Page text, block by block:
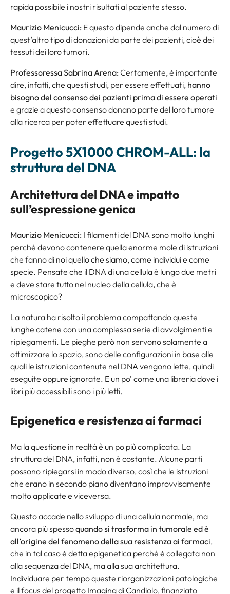
rapida possibile i nostri risultati al paziente stesso.
Maurizio Menicucci: E questo dipende anche dal numero di
quest’altro tipo di donazioni da parte dei pazienti, cioè dei
tessuti dei loro tumori.
Professoressa Sabrina Arena: Certamente, è importante
dire, infatti, che questi studi, per essere effettuati, hanno
bisogno del consenso dei pazienti prima di essere operati
e grazie a questo consenso donano parte del loro tumore
alla ricerca per poter effettuare questi studi.
Progetto 5X1000 CHROM-ALL: la
struttura del DNA
Architettura del DNA e impatto
sull’espressione genica
Maurizio Menicucci: I filamenti del DNA sono molto lunghi
perché devono contenere quella enorme mole di istruzioni
che fanno di noi quello che siamo, come individui e come
specie. Pensate che il DNA di una cellula è lungo due metri
e deve stare tutto nel nucleo della cellula, che è
microscopico?
La natura ha risolto il problema compattando queste
lunghe catene con una complessa serie di avvolgimenti e
ripiegamenti. Le pieghe però non servono solamente a
ottimizzare lo spazio, sono delle configurazioni in base alle
quali le istruzioni contenute nel DNA vengono lette, quindi
eseguite oppure ignorate. E un po’ come una libreria dove i
libri più accessibili sono i più letti.
Epigenetica e resistenza ai farmaci
Ma la questione in realtà è un po più complicata. La
struttura del DNA, infatti, non è costante. Alcune parti
possono ripiegarsi in modo diverso, così che le istruzioni
che erano in secondo piano diventano improvvisamente
molto applicate e viceversa.
Questo accade nello sviluppo di una cellula normale, ma
ancora più spessoquando si trasforma in tumorale ed è
all’origine del fenomeno della sua resistenza ai farmaci,
che in tal caso è detta epigenetica perché è collegata non
alla sequenza del DNA, ma alla sua architettura.
Individuare per tempo queste riorganizzazioni patologiche
e il focus del progetto Imaging di Candiolo, finanziato